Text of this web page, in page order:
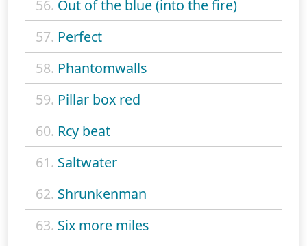
56. Out of the blue (into the fire)
57. Perfect
58. Phantomwalls
59. Pillar box red
60. Rcy beat
61. Saltwater
62. Shrunkenman
63. Six more miles